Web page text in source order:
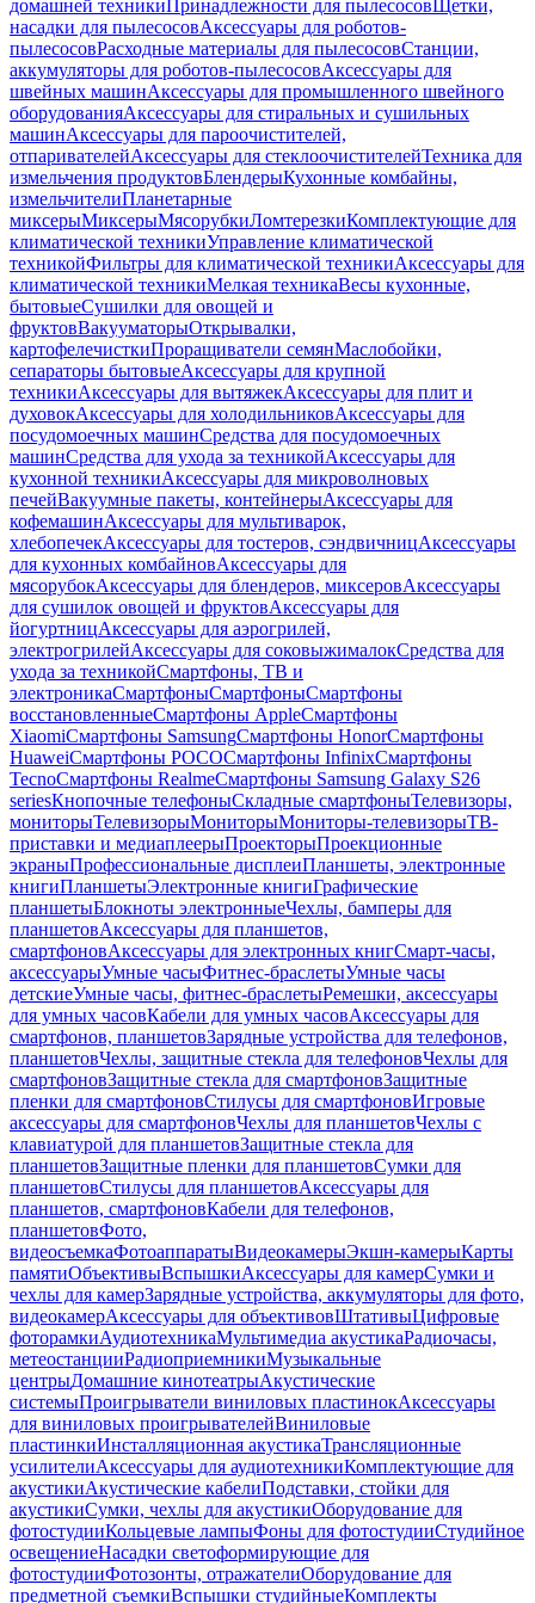
домашней техникиПринадлежности для пылесосовЩетки,
насадки для пылесосовАксессуары для роботов-
пылесосовРасходные материалы для пылесосовСтанции,
аккумуляторы для роботов-пылесосовАксессуары для
швейных машинАксессуары для промышленного швейного
оборудованияАксессуары для стиральных и сушильных
машинАксессуары для пароочистителей,
отпаривателейАксессуары для стеклоочистителейТехника для
измельчения продуктовБлендерыКухонные комбайны,
измельчителиПланетарные
миксерыМиксерыМясорубкиЛомтерезкиКомплектующие для
климатической техникиУправление климатической
техникойФильтры для климатической техникиАксессуары для
климатической техникиМелкая техникаВесы кухонные,
бытовыеСушилки для овощей и
фруктовВакууматорыОткрывалки,
картофелечисткиПроращиватели семянМаслобойки,
сепараторы бытовыеАксессуары для крупной
техникиАксессуары для вытяжекАксессуары для плит и
духовокАксессуары для холодильниковАксессуары для
посудомоечных машинСредства для посудомоечных
машинСредства для ухода за техникойАксессуары для
кухонной техникиАксессуары для микроволновых
печейВакуумные пакеты, контейнерыАксессуары для
кофемашинАксессуары для мультиварок,
хлебопечекАксессуары для тостеров, сэндвичницАксессуары
для кухонных комбайновАксессуары для
мясорубокАксессуары для блендеров, миксеровАксессуары
для сушилок овощей и фруктовАксессуары для
йогуртницАксессуары для аэрогрилей,
электрогрилейАксессуары для соковыжималокСредства для
ухода за техникойСмартфоны, ТВ и
электроникаСмартфоныСмартфоныСмартфоны
восстановленныеСмартфоны AppleСмартфоны
XiaomiСмартфоны SamsungСмартфоны HonorСмартфоны
HuaweiСмартфоны POCOСмартфоны InfinixСмартфоны
TecnoСмартфоны RealmeСмартфоны Samsung Galaxy S26
seriesКнопочные телефоныСкладные смартфоныТелевизоры,
мониторыТелевизорыМониторыМониторы-телевизорыТВ-
приставки и медиаплеерыПроекторыПроекционные
экраныПрофессиональные дисплеиПланшеты, электронные
книгиПланшетыЭлектронные книгиГрафические
планшетыБлокноты электронныеЧехлы, бамперы для
планшетовАксессуары для планшетов,
смартфоновАксессуары для электронных книгСмарт-часы,
аксессуарыУмные часыФитнес-браслетыУмные часы
детскиеУмные часы, фитнес-браслетыРемешки, аксессуары
для умных часовКабели для умных часовАксессуары для
смартфонов, планшетовЗарядные устройства для телефонов,
планшетовЧехлы, защитные стекла для телефоновЧехлы для
смартфоновЗащитные стекла для смартфоновЗащитные
пленки для смартфоновСтилусы для смартфоновИгровые
аксессуары для смартфоновЧехлы для планшетовЧехлы с
клавиатурой для планшетовЗащитные стекла для
планшетовЗащитные пленки для планшетовСумки для
планшетовСтилусы для планшетовАксессуары для
планшетов, смартфоновКабели для телефонов,
планшетовФото,
видеосъемкаФотоаппаратыВидеокамерыЭкшн-камерыКарты
памятиОбъективыВспышкиАксессуары для камерСумки и
чехлы для камерЗарядные устройства, аккумуляторы для фото,
видеокамерАксессуары для объективовШтативыЦифровые
фоторамкиАудиотехникаМультимедиа акустикаРадиочасы,
метеостанцииРадиоприемникиМузыкальные
центрыДомашние кинотеатрыАкустические
системыПроигрыватели виниловых пластинокАксессуары
для виниловых проигрывателейВиниловые
пластинкиИнсталляционная акустикаТрансляционные
усилителиАксессуары для аудиотехникиКомплектующие для
акустикиАкустические кабелиПодставки, стойки для
акустикиСумки, чехлы для акустикиОборудование для
фотостудииКольцевые лампыФоны для фотостудииСтудийное
освещениеНасадки светоформирующие для
фотостудииФотозонты, отражателиОборудование для
предметной съемкиВспышки студийныеКомплекты